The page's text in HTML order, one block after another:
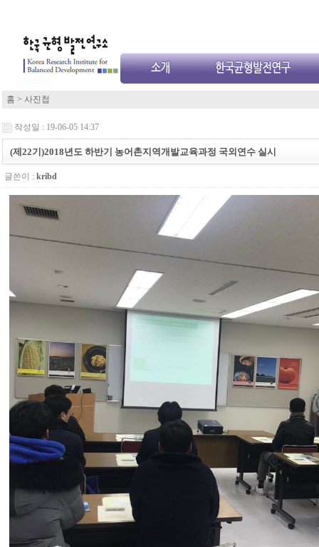
홈 > 사진첩
작성일 : 19-06-05 14:37
(제22기)2018년도 하반기 농어촌지역개발교육과정 국외연수 실시
글쓴이 : kribd